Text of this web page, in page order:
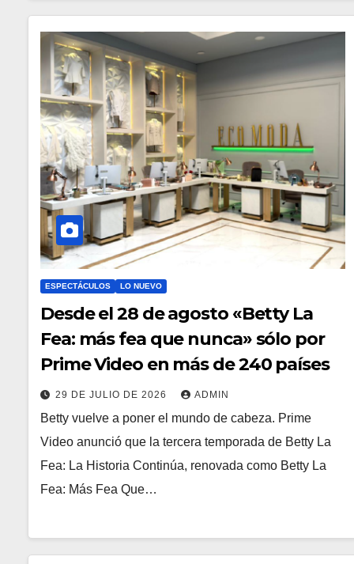
ESPECTÁCULOS LO NUEVO
Desde el 28 de agosto «Betty La
Fea: más fea que nunca» sólo por
Prime Video en más de 240 países
29 DE JULIO DE 2026 ADMIN
Betty vuelve a poner el mundo de cabeza. Prime
Video anunció que la tercera temporada de Betty La
Fea: La Historia Continúa, renovada como Betty La
Fea: Más Fea Que…